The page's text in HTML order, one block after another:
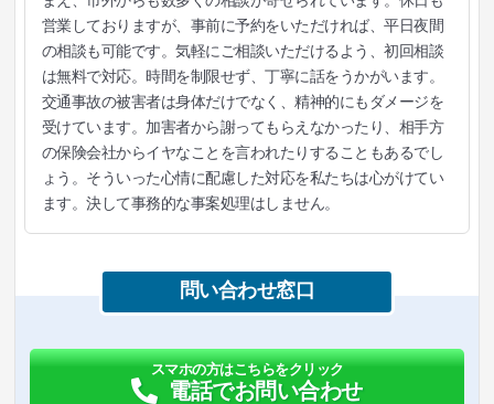
営業しておりますが、事前に予約をいただければ、平日夜間
の相談も可能です。気軽にご相談いただけるよう、初回相談
は無料で対応。時間を制限せず、丁寧に話をうかがいます。
交通事故の被害者は身体だけでなく、精神的にもダメージを
受けています。加害者から謝ってもらえなかったり、相手方
の保険会社からイヤなことを言われたりすることもあるでし
ょう。そういった心情に配慮した対応を私たちは心がけてい
ます。決して事務的な事案処理はしません。
問い合わせ窓口
スマホの方はこちらをクリック
電話でお問い合わせ